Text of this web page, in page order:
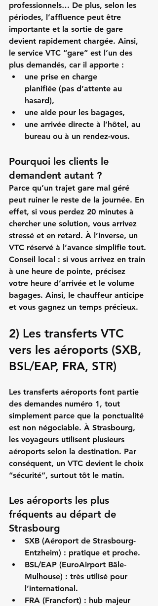
professionnels… De plus, selon les
périodes, l’affluence peut être
importante et la sortie de gare
devient rapidement chargée. Ainsi,
le service VTC “gare” est l’un des
plus demandés, car il apporte :
une prise en charge
planifiée (pas d’attente au
hasard),
une aide pour les bagages,
une arrivée directe à l’hôtel, au
bureau ou à un rendez-vous.
Pourquoi les clients le
demandent autant ?
Parce qu’un trajet gare mal géré
peut ruiner le reste de la journée. En
effet, si vous perdez 20 minutes à
chercher une solution, vous arrivez
stressé et en retard. À l’inverse, un
VTC réservé à l’avance simplifie tout.
Conseil local : si vous arrivez en train
à une heure de pointe, précisez
votre heure d’arrivée et le volume
bagages. Ainsi, le chauffeur anticipe
et vous gagnez un temps précieux.
2) Les transferts VTC
vers les aéroports (SXB,
BSL/EAP, FRA, STR)
Les transferts aéroports font partie
des demandes numéro 1, tout
simplement parce que la ponctualité
est non négociable. À Strasbourg,
les voyageurs utilisent plusieurs
aéroports selon la destination. Par
conséquent, un VTC devient le choix
“sécurité”, surtout tôt le matin.
Les aéroports les plus
fréquents au départ de
Strasbourg
SXB (Aéroport de Strasbourg-
Entzheim) : pratique et proche.
BSL/EAP (EuroAirport Bâle-
Mulhouse) : très utilisé pour
l’international.
FRA (Francfort) : hub majeur